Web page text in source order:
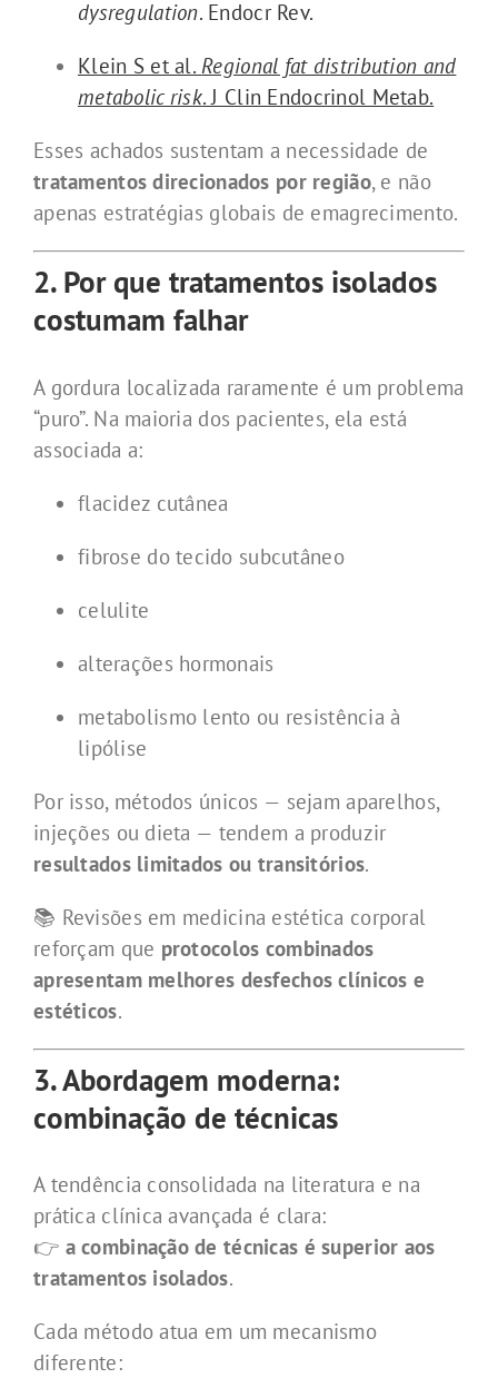
dysregulation. Endocr Rev.
Klein S et al.Regional fat distribution and
metabolic risk. J Clin Endocrinol Metab.
Esses achados sustentam a necessidade de
tratamentos direcionados por região, e não
apenas estratégias globais de emagrecimento.
2. Por que tratamentos isolados
costumam falhar
A gordura localizada raramente é um problema
“puro”. Na maioria dos pacientes, ela está
associada a:
flacidez cutânea
fibrose do tecido subcutâneo
celulite
alterações hormonais
metabolismo lento ou resistência à
lipólise
Por isso, métodos únicos — sejam aparelhos,
injeções ou dieta — tendem a produzir
resultados limitados ou transitórios.
📚 Revisões em medicina estética corporal
reforçam que protocolos combinados
apresentam melhores desfechos clínicos e
estéticos.
3. Abordagem moderna:
combinação de técnicas
A tendência consolidada na literatura e na
prática clínica avançada é clara:
👉 a combinação de técnicas é superior aos
tratamentos isolados.
Cada método atua em um mecanismo
diferente: